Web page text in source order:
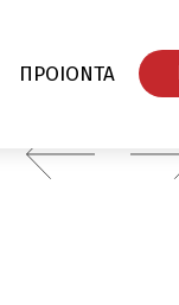
ΠΡΟΙΟΝΤΑ